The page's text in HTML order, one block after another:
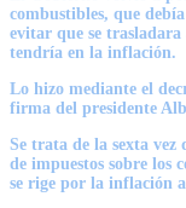
combustibles, que
evitar que se
tendría en la inflación.
Lo hizo mediante el
firma del presidente
Se trata de la sexta vez
de impuestos sobre los
se rige por la inflación